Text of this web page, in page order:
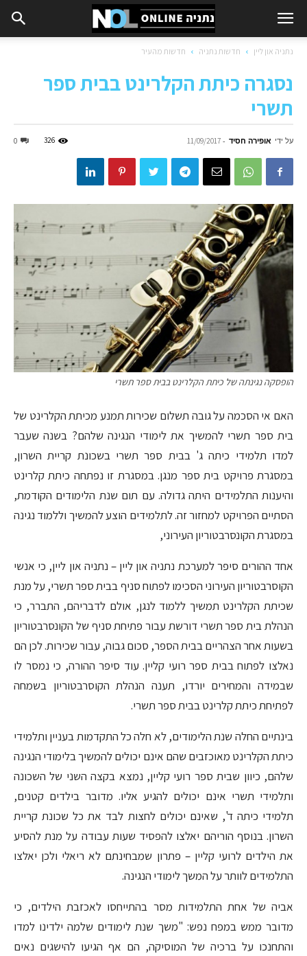
נתניה און ליין חדשות נתניה חדשות מהעיר
נסגרה כיתת הקלרינט בבית ספר
תשרי
על ידי אופירה חסיד -
11/09/2017
0 326
הופסקה נגינתה של כיתת הקלרינט בבית ספר תשרי
האם אי הסכמה על גובה תשלום שכירות תמנע מכיתת הקלרינט של
בית ספר תשרי להמשיך את לימודי הנגינה שלהם? בשנה שעבר
למדו תלמידי כיתה ג' בבית ספר תשרי בשכונת קריית השרון,
במסגרת פרויקט בית ספר מנגן. במסגרת זו נפתחה כיתת קלרינט
והיענות התלמידים היתה גדולה. עם תום שנת הלימודים הקודמת,
הסתיים הפרויקט למחזור זה. לתלמידים הוצע להמשיך וללמוד נגינה
במסגרת הקונסרבטוריון העירוני,
אחד ההורים סיפר למערכת נתניה און ליין – נתניה און ליין, כי אנשי
הקוסרבטוריון העירוני הסכימו לפתוח סניף בבית ספר תשרי, על מנת
שכיתת הקלרינט תמשיך ללמוד לנגן, אולם לדבריהם, התברר, כי
הנהלת בית ספר תשרי דורשת עבור פתיחת סניף של הקונסרבטוריון
בשעות אחר הצהריים בבית הספר, סכום גבוה, עבור שכירות. לכן הם
נאלצו לפתוח בבית ספר רועי קליין. עוד סיפר ההורה, כי נמסר לו
שבמידה והמחירים יורדו, תענה הנהלת הקוסרבטוריון בשמחה
לפתיחת כיתת קלרינט בבית ספר תשרי.
בינתיים החלה שנת הלימודים, לא חלה כל התקדמות בעניין ותלמידי
כיתת הקלרינט מאוכזבים שהם אינם יכולים להמשיך בלימודי הנגינה
שלהם, כיוון שבית ספר רועי קליין, נמצא בקצה השני של השכונה
ותלמידי תשרי אינם יכולים להגיע אליו. מדובר בילדים קטנים,
תלמידי כיתה ד', שאינם יכולים לחצות לבד את כל שכונת קריית
השרון. בנוסף הוריהם יאלצו להפסיד שעות עבודה על מנת להסיע
את הילדים לרועי קליין – פתרון שמבחינתם לא ריאלי ולכן יאלצו
התלמידים לוותר על המשך לימודי הנגינה.
אביה של אחת התלמידות מסר בהתייחסו לאכזבת הילדים, כי
מדובר ממש במפח נפש: "משך שנת לימודים שלמה ילדינו למדו
והתחנכו על ברכיה של המוסיקה, הם אף הגיעו להישגים נאים